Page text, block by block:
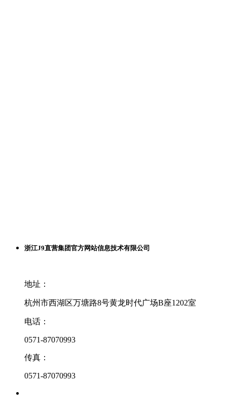
浙江J9直营集团官方网站信息技术有限公司
地址：
杭州市西湖区万塘路8号黄龙时代广场B座1202室
电话：
0571-87070993
传真：
0571-87070993